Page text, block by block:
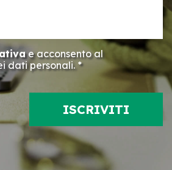
e acconsento al
dati personali. *